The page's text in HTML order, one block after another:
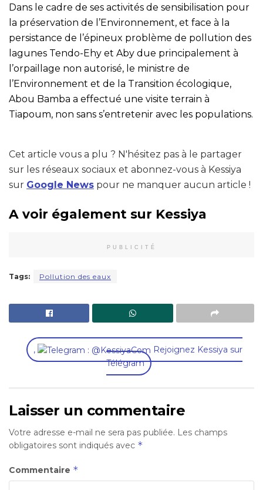
Dans le cadre de ses activités de sensibilisation pour
la préservation de l’Environnement, et face à la
persistance de l’épineux problème de pollution des
lagunes Tendo-Ehy et Aby due principalement à
l’orpaillage non autorisé, le ministre de
l’Environnement et de la Transition écologique,
Abou Bamba a effectué une visite terrain à
Tiapoum, non sans s’entretenir avec les populations.
Cet article vous a plu ? N'hésitez pas à le partager
sur les réseaux sociaux et abonnez-vous à Kessiya
sur Google News pour ne manquer aucun article !
A voir également sur Kessiya
PUBLICITÉ
Tags: Pollution des eaux
,
Rejoignez Kessiya sur
Télégram
Laisser un commentaire
Votre adresse e-mail ne sera pas publiée. Les champs
obligatoires sont indiqués avec *
Commentaire *